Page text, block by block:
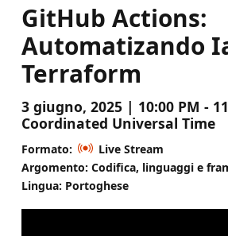
GitHub Actions:
Automatizando
Terraform
3 giugno, 2025 | 10:00 PM -
Coordinated Universal Time
Formato:
Live Stream
Argomento: Codifica, linguaggi e
Lingua: Portoghese